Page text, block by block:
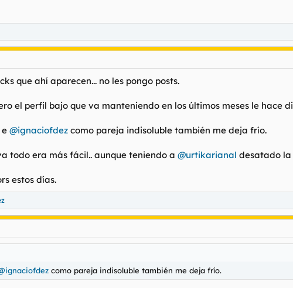
que ahí aparecen... no les pongo posts.
el perfil bajo que va manteniendo en los últimos meses le hace
e @ignaciofdez como pareja indisoluble también me deja frío.
todo era más fácil.. aunque teniendo a @urtikarianal desatado la
estos días.
como pareja indisoluble también me deja frío.